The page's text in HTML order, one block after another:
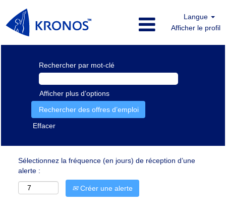
Langue
Afficher le profil
Rechercher par mot-clé
Afficher plus d’options
Effacer
Sélectionnez la fréquence (en jours) de réception d’une
alerte :
Créer une alerte